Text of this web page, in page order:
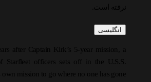
نرفته است.
انگلیسی
after Captain Kirk’s 5-year mission, a
Starfleet officers sets off in the U.S.S.
own mission to go where no one has gone